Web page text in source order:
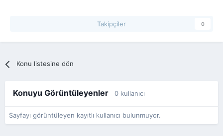
Takipçiler 0
Konu listesine dön
Konuyu Görüntüleyenler 0 kullanıcı
Sayfayı görüntüleyen kayıtlı kullanıcı bulunmuyor.